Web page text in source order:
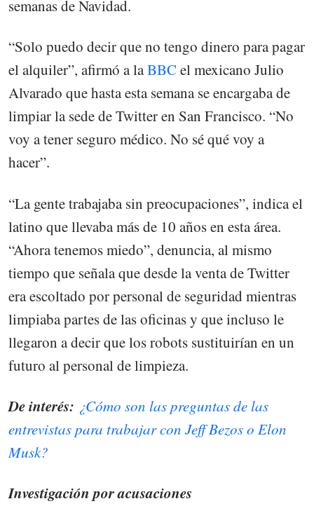
semanas de Navidad.
“Solo puedo decir que no tengo dinero para pagar
el alquiler”, afirmó a laBBC el mexicano Julio
Alvarado que hasta esta semana se encargaba de
limpiar la sede de Twitter en San Francisco. “No
voy a tener seguro médico. No sé qué voy a
hacer”.
“La gente trabajaba sin preocupaciones”, indica el
latino que llevaba más de 10 años en esta área.
“Ahora tenemos miedo”, denuncia, al mismo
tiempo que señala que desde la venta de Twitter
era escoltado por personal de seguridad mientras
limpiaba partes de las oficinas y que incluso le
llegaron a decir que los robots sustituirían en un
futuro al personal de limpieza.
De interés: ¿Cómo son las preguntas de las
entrevistas para trabajar con Jeff Bezos o Elon
Musk?
Investigación por acusaciones